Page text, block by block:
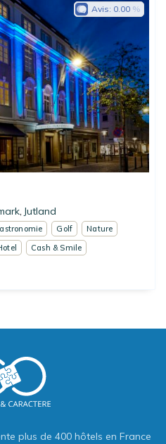
Jutland
Avis: 0.00
Golf
Nature
Cash & Smile
plus de 400 hôtels en France